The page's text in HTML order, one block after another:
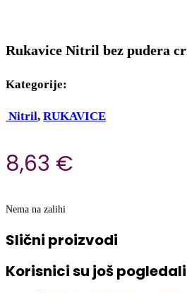
Rukavice Nitril bez pudera
Kategorije:
Nitril, RUKAVICE
8,63 €
Nema na zalihi
Slični proizvodi
Korisnici su još pogledali